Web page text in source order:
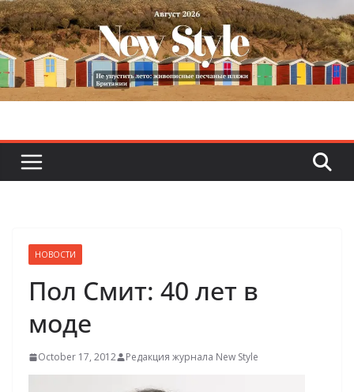
Skip
to
content
НОВОСТИ
Пол Смит: 40 лет в
моде
October 17, 2012 Редакция журнала New Style